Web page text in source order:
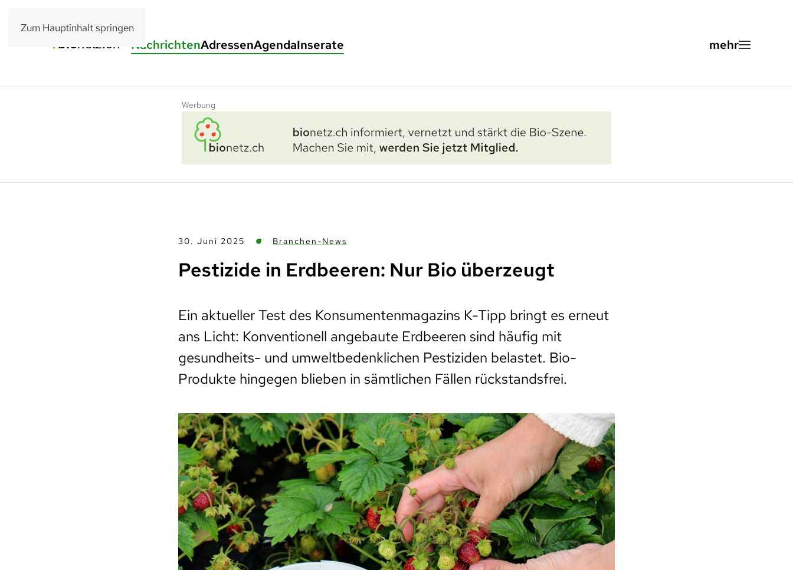
Zum Hauptinhalt springen
NachrichtenAdressenAgendaInserate
Werbung
30. Juni 2025 Branchen-News
Pestizide in Erdbeeren: Nur Bio überzeugt
Ein aktueller Test des Konsumentenmagazins K-Tipp bringt es erneut
ans Licht: Konventionell angebaute Erdbeeren sind häufig mit
gesundheits- und umweltbedenklichen Pestiziden belastet. Bio-
Produkte hingegen blieben in sämtlichen Fällen rückstandsfrei.